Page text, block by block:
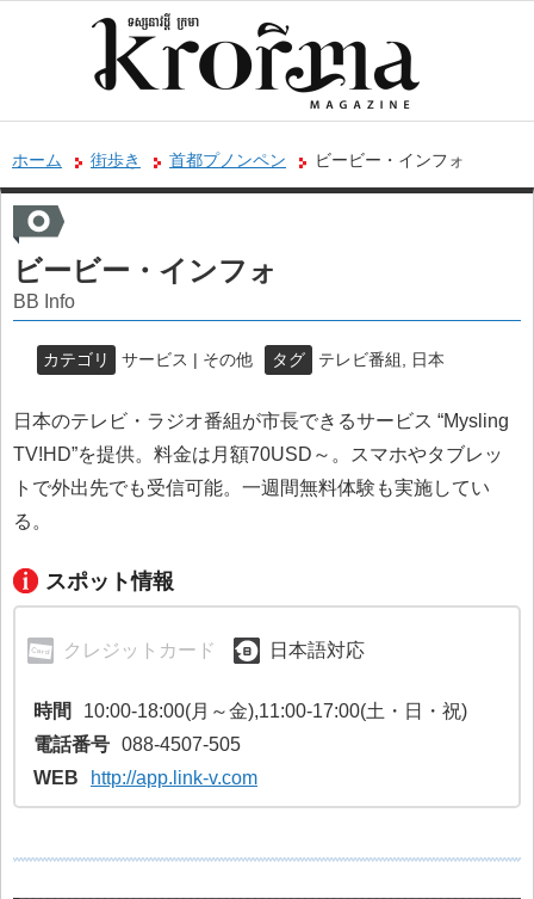
ホーム 街歩き 首都プノンペン ビービー・インフォ
ビービー・インフォ
BB Info
カテゴリ サービス | その他 タグ テレビ番組 日本
日本のテレビ・ラジオ番組が市長できるサービス “Mysling
TV!HD”を提供。料金は月額70USD～。スマホやタブレッ
トで外出先でも受信可能。一週間無料体験も実施してい
る。
スポット情報
クレジットカード 日本語対応
時間
10:00-18:00(月～金),11:00-17:00(土・日・祝)
電話番号 088-4507-505
WEB
http://app.link-v.com